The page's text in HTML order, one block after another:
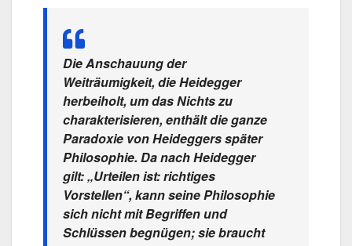
Die Anschauung der
Weiträumigkeit, die Heidegger
herbeiholt, um das Nichts zu
charakterisieren, enthält die ganze
Paradoxie von Heideggers später
Philosophie. Da nach Heidegger
gilt: „Urteilen ist: richtiges
Vorstellen“, kann seine Philosophie
sich nicht mit Begriffen und
Schlüssen begnügen; sie braucht